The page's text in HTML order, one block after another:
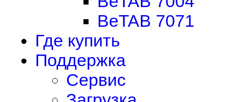
BeTAB 7071
Где купить
Поддержка
Сервис